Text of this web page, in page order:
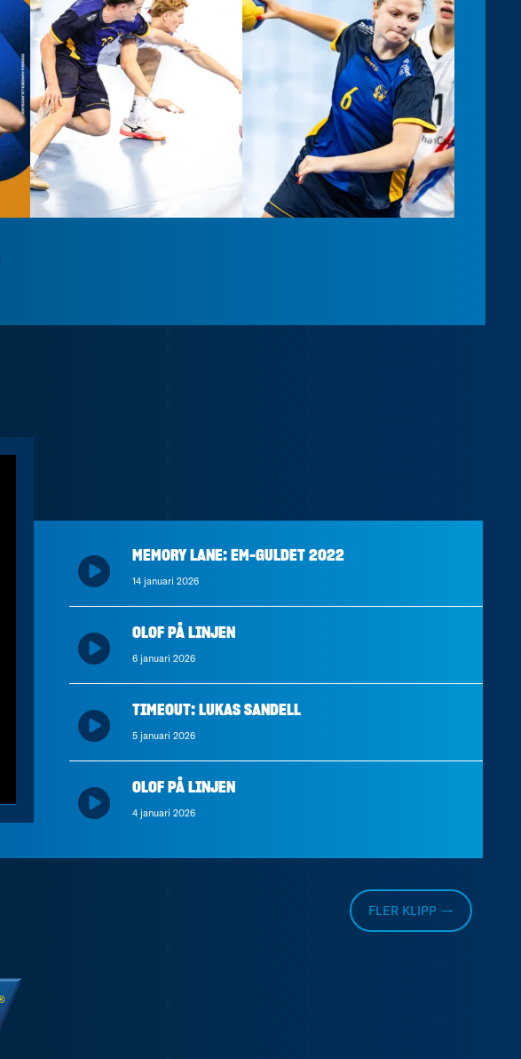
MEMORY LANE: EM-GULDET 2022
14 januari 2026
OLOF PÅ LINJEN
6 januari 2026
TIMEOUT: LUKAS SANDELL
5 januari 2026
OLOF PÅ LINJEN
4 januari 2026
FLER KLIPP →